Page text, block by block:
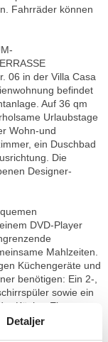
Fahrräder können
06 in der Villa Casa
befindet
Auf 36 qm
Urlaubstage
Wohn-und
ein Duschbad
Die
Designer-
DVD-Player
Mahlzeiten.
Küchengeräte und
benötigen: Ein 2-,
sowie ein
Küche. Eine
sowie
Detaljer